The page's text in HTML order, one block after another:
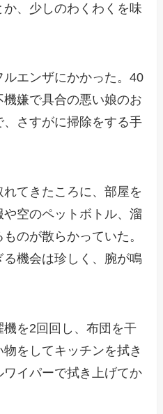
、少しのわくわくを味
エンザにかかった。40
嫌で具合の悪い娘のお
さすがに掃除をする手
てきたころに、部屋を
空のペットボトル、溜
のが散らかっていた。
機会は珍しく、腕が鳴
を2回回し、布団を干
をしてキッチンを拭き
イパーで拭き上げてか